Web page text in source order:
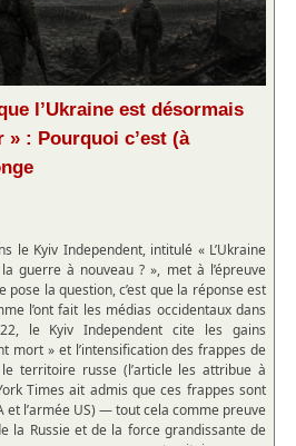
l’Ukraine est désormais
» : Pourquoi c’est (à
le Kyiv Independent, intitulé « L’Ukraine
guerre à nouveau ? », met à l’épreuve
pose la question, c’est que la réponse est
l’ont fait les médias occidentaux dans
le Kyiv Independent cite les gains
mort » et l’intensification des frappes de
territoire russe (l’article les attribue à
Times ait admis que ces frappes sont
et l’armée US) — tout cela comme preuve
la Russie et de la force grandissante de